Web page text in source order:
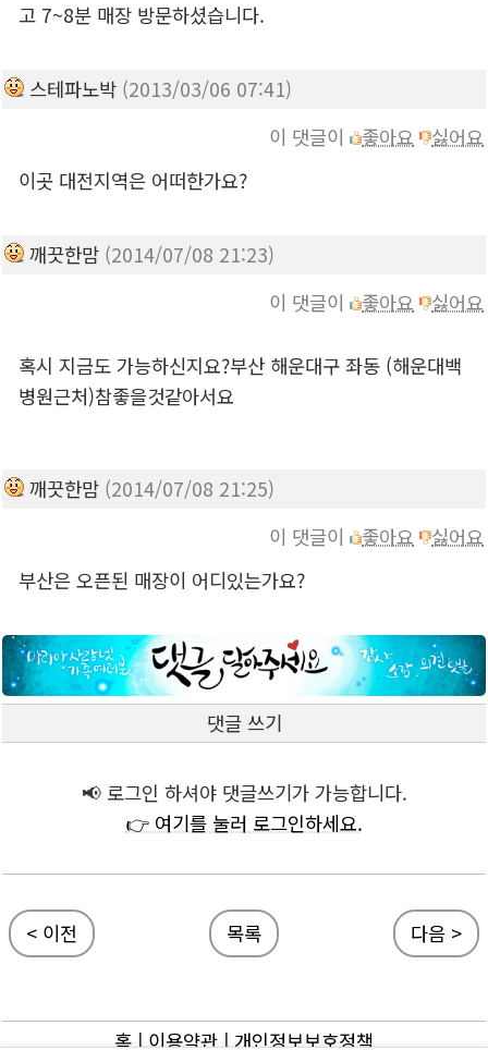
고 7~8분 매장 방문하셨습니다.
스테파노박 (2013/03/06 07:41)
이 댓글이
좋아요
싫어요
이곳 대전지역은 어떠한가요?
깨끗한맘 (2014/07/08 21:23)
이 댓글이
좋아요 싫어요
혹시 지금도 가능하신지요?부산 해운대구 좌동 (해운대백
병원근처)참좋을것같아서요
깨끗한맘 (2014/07/08 21:25)
이 댓글이
좋아요
싫어요
부산은 오픈된 매장이 어디있는가요?
댓글 쓰기
📢 로그인 하셔야 댓글쓰기가 가능합니다.
👉 여기를 눌러 로그인하세요.
< 이전 목록 다음 >
홈|이용약관|개인정보보호정책